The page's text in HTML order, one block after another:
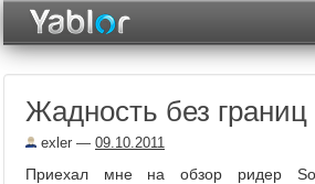
Неделя
Жадность без границ
exler — 09.10.2011
Приехал мне на обзор ридер